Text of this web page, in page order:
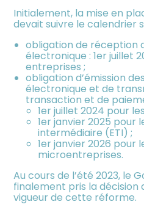
Initialement, la mise en
devait suivre le calendrier
obligation de réception
électronique : 1er juillet
entreprises ;
obligation d’émission
électronique et de
transaction et de
1er juillet 2024 pour
1er janvier 2025 pour
intermédiaire (ETI) ;
1er janvier 2026 pour
microentreprises.
Au cours de l’été 2023, le
finalement pris la décision
vigueur de cette réforme.